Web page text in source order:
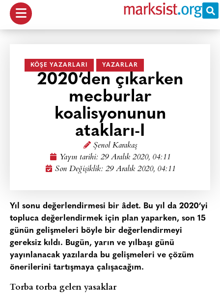
KÖŞE YAZARLARI YAZARLAR
2020’den çıkarken
mecburlar
koalisyonunun
atakları-I
Şenol Karakaş
Yayın tarihi: 29 Aralık 2020, 04:11
Son Değişiklik: 29 Aralık 2020, 04:11
Yıl sonu değerlendirmesi bir âdet. Bu yıl da 2020’yi
topluca değerlendirmek için plan yaparken, son 15
günün gelişmeleri böyle bir değerlendirmeyi
gereksiz kıldı. Bugün, yarın ve yılbaşı günü
yayınlanacak yazılarda bu gelişmeleri ve çözüm
önerilerini tartışmaya çalışacağım.
Torba torba gelen yasaklar